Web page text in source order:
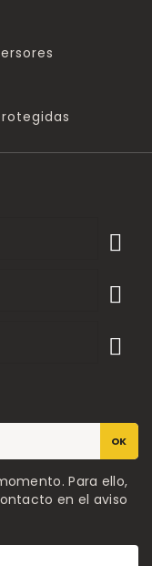



OK
Para ello,
en el aviso